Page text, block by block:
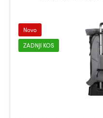
Novo
ZADNJI KOS